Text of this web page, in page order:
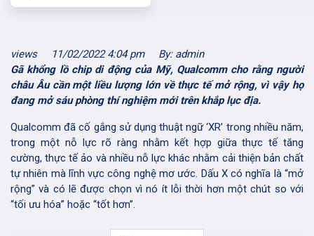
views 11/02/2022 4:04 pm
By: admin
Gã khổng lồ chip di động của Mỹ, Qualcomm cho rằng người
châu Âu cần một liều lượng lớn về thực tế mở rộng, vì vậy họ
đang mở sáu phòng thí nghiệm mới trên khắp lục địa.
Qualcomm đã cố gắng sử dụng thuật ngữ ‘XR’ trong nhiều năm,
trong một nỗ lực rõ ràng nhằm kết hợp giữa thực tế tăng
cường, thực tế ảo và nhiều nỗ lực khác nhằm cải thiện bản chất
tự nhiên mà lĩnh vực công nghệ mơ ước. Dấu X có nghĩa là “mở
rộng” và có lẽ được chọn vì nó ít lỗi thời hơn một chút so với
“tối ưu hóa” hoặc “tốt hơn”.